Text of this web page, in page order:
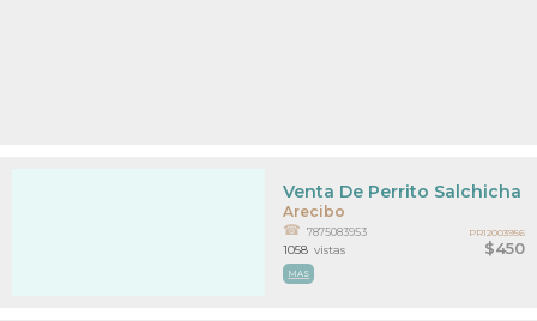
Arecibo
$450
Venta De Perrito Salchicha
7875083953
MAS
1058 vistas
PR12003956